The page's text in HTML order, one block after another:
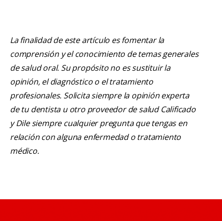
La finalidad de este artículo es fomentar la
comprensión y el conocimiento de temas generales
de salud oral. Su propósito no es sustituir la
opinión, el diagnóstico o el tratamiento
profesionales. Solicita siempre la opinión experta
de tu dentista u otro proveedor de salud Calificado
y Dile siempre cualquier pregunta que tengas en
relación con alguna enfermedad o tratamiento
médico.